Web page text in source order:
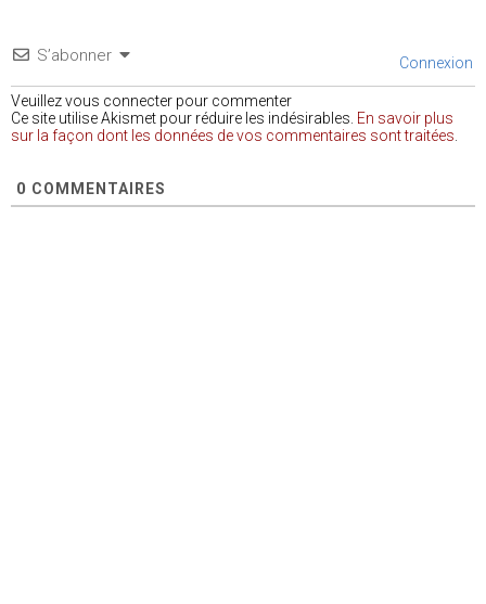
S’abonner Connexion
Veuillez vous connecter pour commenter
Ce site utilise Akismet pour réduire les indésirables. En savoir plus
sur la façon dont les données de vos commentaires sont traitées
0 COMMENTAIRES